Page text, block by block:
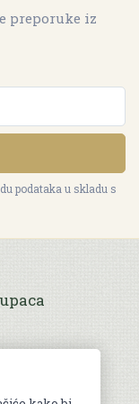
preporuke iz
podataka u skladu s